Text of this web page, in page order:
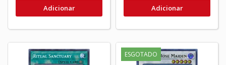
Adicionar Adicionar
ESGOTADO